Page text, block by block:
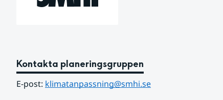
Kontakta planeringsgruppen
E-post: klimatanpassning@smhi.se